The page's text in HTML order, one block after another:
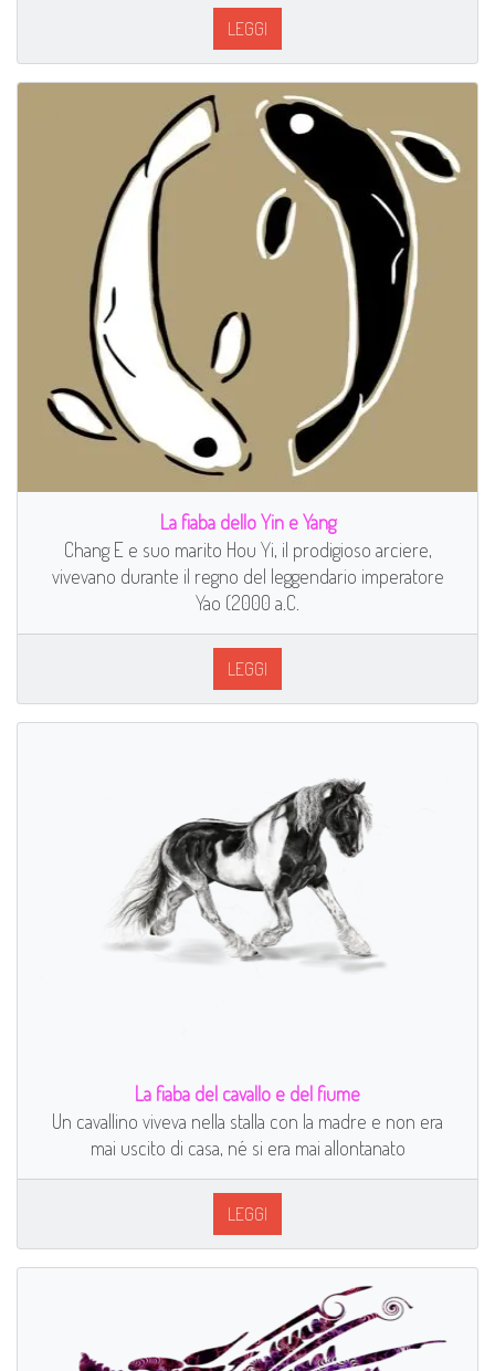
LEGGI
La fiaba dello Yin e Yang
Chang E e suo marito Hou Yi, il prodigioso arciere,
vivevano durante il regno del leggendario imperatore
Yao (2000 a.C.
LEGGI
La fiaba del cavallo e del fiume
Un cavallino viveva nella stalla con la madre e non era
mai uscito di casa, né si era mai allontanato
LEGGI